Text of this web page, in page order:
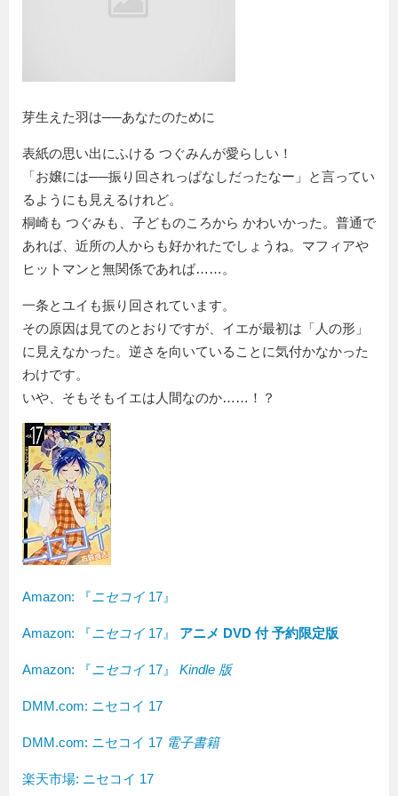
芽生えた羽は──あなたのために
表紙の思い出にふける つぐみんが愛らしい！
「お嬢には──振り回されっぱなしだったなー」と言ってい
るようにも見えるけれど。
桐崎も つぐみも、子どものころから かわいかった。普通で
あれば、近所の人からも好かれたでしょうね。マフィアや
ヒットマンと無関係であれば……。
一条とユイも振り回されています。
その原因は見てのとおりですが、イエが最初は「人の形」
に見えなかった。逆さを向いていることに気付かなかった
わけです。
いや、そもそもイエは人間なのか……！？
Amazon: 『ニセコイ 17』
Amazon: 『ニセコイ 17』 アニメ DVD 付 予約限定版
Amazon: 『ニセコイ 17』 Kindle 版
DMM.com: ニセコイ 17
DMM.com: ニセコイ 17 電子書籍
楽天市場: ニセコイ 17